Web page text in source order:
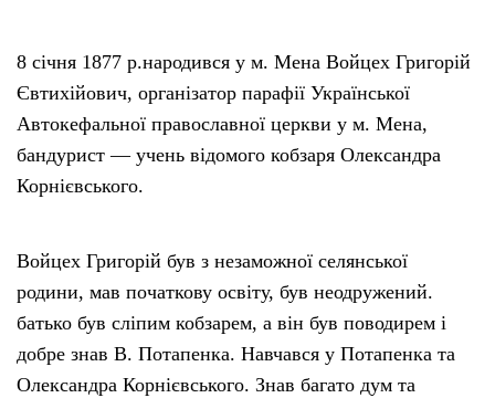
8 січня 1877 р.народився у м. Мена Войцех Григорій
Євтихійович, організатор парафії Української
Автокефальної православної церкви у м. Мена,
бандурист — учень відомого кобзаря Олександра
Корнієвського.
Войцех Григорій був з незаможної селянської
родини, мав початкову освіту, був неодружений.
батько був сліпим кобзарем, а він був поводирем і
добре знав В. Потапенка. Навчався у Потапенка та
Олександра Корнієвського. Знав багато дум та